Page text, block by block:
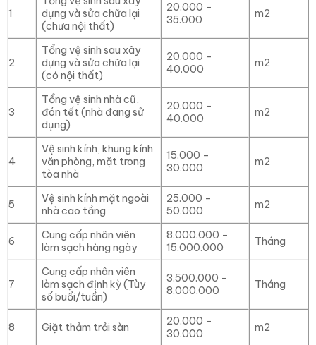
1
dựng và sửa chữa lại
(chưa nội thất)
20.000 –
35.000
m2
2
Tổng vệ sinh sau xây
dựng và sửa chữa lại
(có nội thất)
20.000 –
40.000
m2
3
Tổng vệ sinh nhà cũ,
đón tết (nhà đang sử
dụng)
20.000 –
40.000
m2
4
Vệ sinh kính, khung kính
văn phòng, mặt trong
tòa nhà
15.000 –
30.000
m2
5
Vệ sinh kính mặt ngoài
nhà cao tầng
25.000 –
50.000
m2
6
Cung cấp nhân viên
làm sạch hàng ngày
8.000.000 –
15.000.000
Tháng
7
Cung cấp nhân viên
làm sạch định kỳ (Tùy
số buổi/tuần)
3.500.000 –
8.000.000
Tháng
8 Giặt thảm trải sàn
20.000 –
30.000
m2